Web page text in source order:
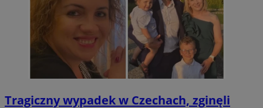
Tragiczny wypadek w Czechach, zginęli